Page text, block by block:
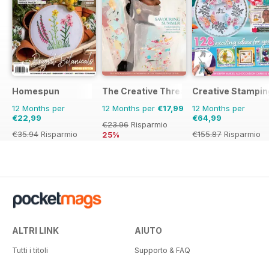
Homespun
12 Months per
€22,99
€35.94 Risparmio
The Creative Thread
12 Months per €17,99
€23.96 Risparmio
25%
Creative
12 Months per
€64,99
€155.87 Risparmio
ALTRI LINK
Tutti i titoli
AIUTO
Supporto & FAQ